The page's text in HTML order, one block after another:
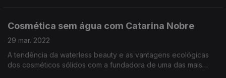
Cosmética sem água com Catarina Nobre
29 mar. 2022
A tendência da waterless beauty e as vantagens ecológicas
dos cosméticos sólidos com a fundadora de uma das mais